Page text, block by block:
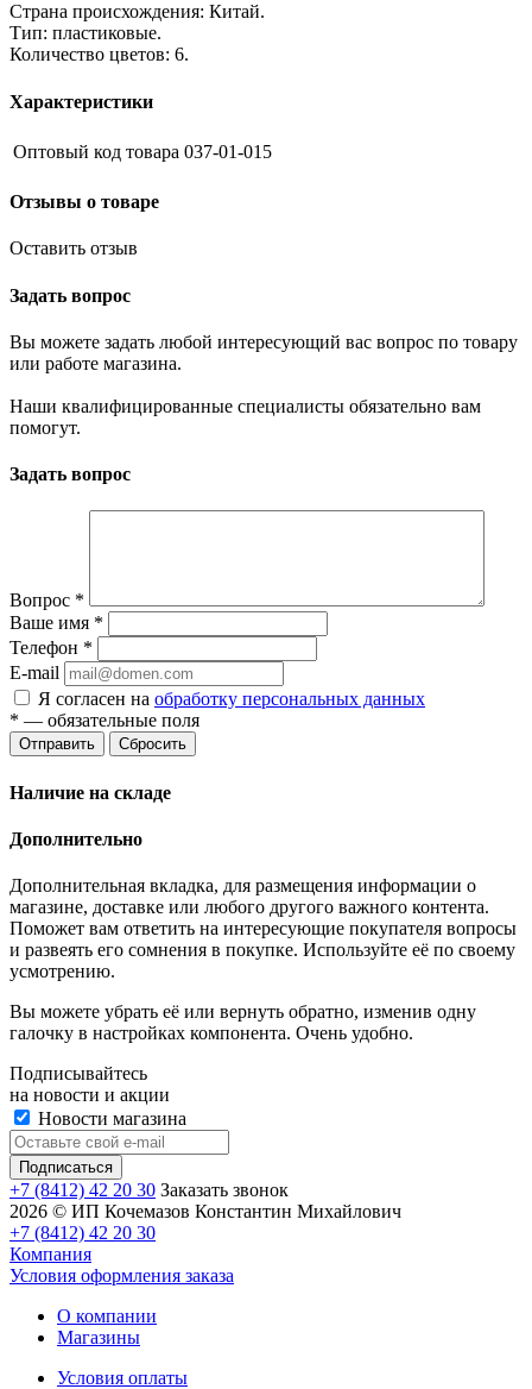
Страна происхождения: Китай.
Тип: пластиковые.
Количество цветов: 6.
Характеристики
Оптовый код товара 037-01-015
Отзывы о товаре
Оставить отзыв
Задать вопрос
Вы можете задать любой интересующий вас вопрос по товару
или работе магазина.
Наши квалифицированные специалисты обязательно вам
помогут.
Задать вопрос
Вопрос *
Ваше имя *
Телефон *
E-mail
Я согласен на обработку персональных данных
* — обязательные поля
Отправить Сбросить
Наличие на складе
Дополнительно
Дополнительная вкладка, для размещения информации о
магазине, доставке или любого другого важного контента.
Поможет вам ответить на интересующие покупателя вопросы
и развеять его сомнения в покупке. Используйте её по своему
усмотрению.
Вы можете убрать её или вернуть обратно, изменив одну
галочку в настройках компонента. Очень удобно.
Подписывайтесь
на новости и акции
Новости магазина
+7 (8412) 42 20 30 Заказать звонок
2026 © ИП Кочемазов Константин Михайлович
+7 (8412) 42 20 30
Компания
Условия оформления заказа
О компании
Магазины
Условия оплаты